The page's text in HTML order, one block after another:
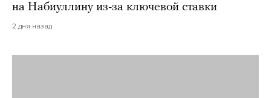
на Набиуллину из-за ключевой ставки
2 дня назад